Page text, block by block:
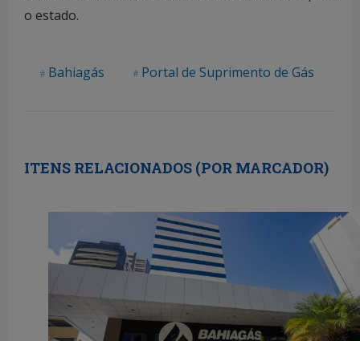
o estado.
Bahiagás Portal de Suprimento de Gás
ITENS RELACIONADOS (POR MARCADOR)